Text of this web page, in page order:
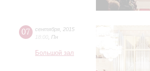
07 сентября 2015
18:00 Пн
Большой зал